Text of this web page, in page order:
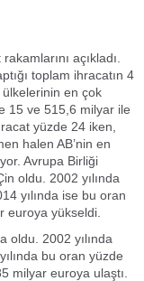
açıkladı.
toplam ihracatın 4
ülkelerinin en çok
15 ve 515,6 milyar ile
yüzde 24 iken,
halen AB’nin en
Avrupa Birliği
oldu. 2002 yılında
yılında ise bu oran
euroya yükseldi.
oldu. 2002 yılında
bu oran yüzde
milyar euroya ulaştı.